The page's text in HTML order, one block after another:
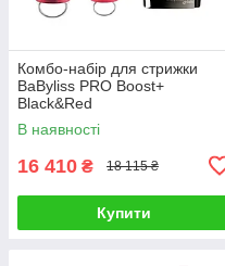
Комбо-набір для стрижки
BaByliss PRO Boost+
Black&Red
(FX8700RBPE+FX7870RBPE+
FXFS2GSE)
В наявності
16 410 ₴ 18 115 ₴
Купити